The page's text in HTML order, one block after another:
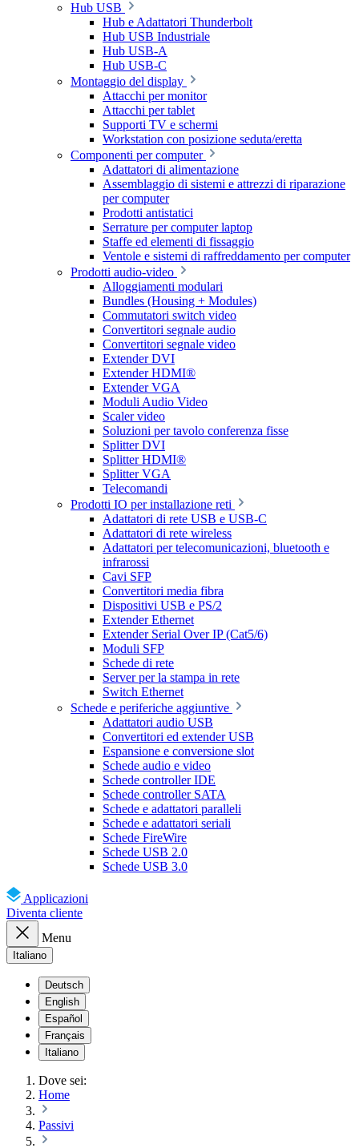
Hub USB
Hub e Adattatori Thunderbolt
Hub USB Industriale
Hub USB-A
Hub USB-C
Montaggio del display
Attacchi per monitor
Attacchi per tablet
Supporti TV e schermi
Workstation con posizione seduta/eretta
Componenti per computer
Adattatori di alimentazione
Assemblaggio di sistemi e attrezzi di riparazione
per computer
Prodotti antistatici
Serrature per computer laptop
Staffe ed elementi di fissaggio
Ventole e sistemi di raffreddamento per computer
Prodotti audio-video
Alloggiamenti modulari
Bundles (Housing + Modules)
Commutatori switch video
Convertitori segnale audio
Convertitori segnale video
Extender DVI
Extender HDMI®
Extender VGA
Moduli Audio Video
Scaler video
Soluzioni per tavolo conferenza fisse
Splitter DVI
Splitter HDMI®
Splitter VGA
Telecomandi
Prodotti IO per installazione reti
Adattatori di rete USB e USB-C
Adattatori di rete wireless
Adattatori per telecomunicazioni, bluetooth e
infrarossi
Cavi SFP
Convertitori media fibra
Dispositivi USB e PS/2
Extender Ethernet
Extender Serial Over IP (Cat5/6)
Moduli SFP
Schede di rete
Server per la stampa in rete
Switch Ethernet
Schede e periferiche aggiuntive
Adattatori audio USB
Convertitori ed extender USB
Espansione e conversione slot
Schede audio e video
Schede controller IDE
Schede controller SATA
Schede e adattatori paralleli
Schede e adattatori seriali
Schede FireWire
Schede USB 2.0
Schede USB 3.0
Applicazioni
Diventa cliente
Menu
Italiano
Deutsch
English
Español
Français
Italiano
Dove sei:
Home
Passivi